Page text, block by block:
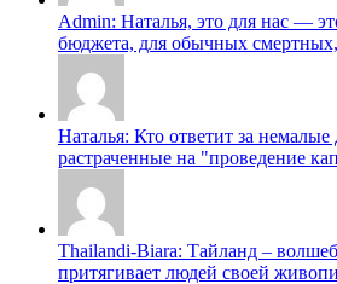
Admin: Наталья, это для нас —
бюджета, для обычных
Наталья: Кто ответит за
растраченные на "проведение
Thailandi-Biara: Тайланд –
притягивает людей своей